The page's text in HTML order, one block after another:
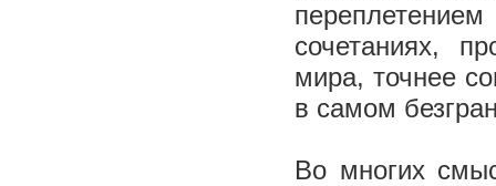
сочетаниях,
мира, точнее
в самом
Во многих